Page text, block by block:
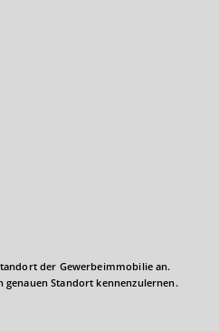
der Gewerbeimmobilie an.
genauen Standort kennenzulernen.